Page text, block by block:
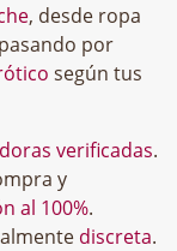
, desde ropa
por
según tus
verificadas.
y
al 100%.
discreta.